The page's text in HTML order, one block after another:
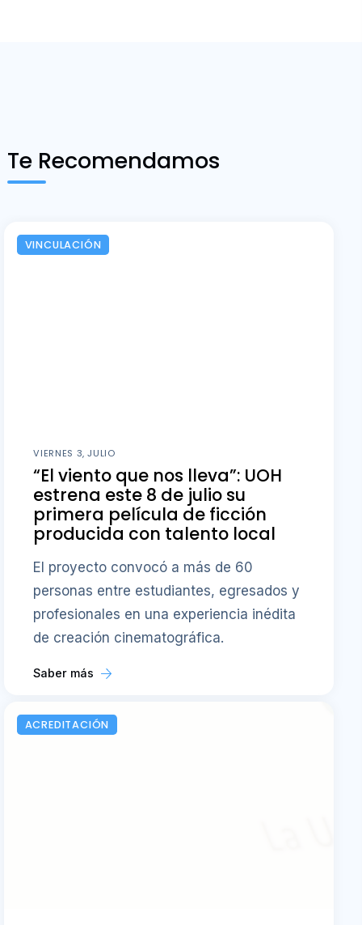
Te Recomendamos
VINCULACIÓN
VIERNES 3, JULIO
“El viento que nos lleva”: UOH
estrena este 8 de julio su
primera película de ficción
producida con talento local
El proyecto convocó a más de 60
personas entre estudiantes, egresados y
profesionales en una experiencia inédita
de creación cinematográfica.
Saber más
ACREDITACIÓN